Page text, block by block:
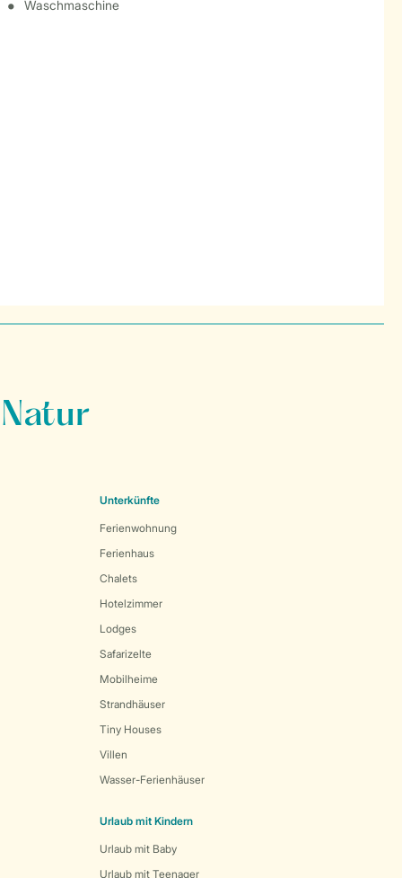
Waschmaschine
Unterkünfte
Ferienwohnung
Ferienhaus
Chalets
Hotelzimmer
Lodges
Safarizelte
Mobilheime
Strandhäuser
Tiny Houses
Villen
Wasser-Ferienhäuser
Urlaub mit Kindern
Urlaub mit Baby
Urlaub mit Teenager